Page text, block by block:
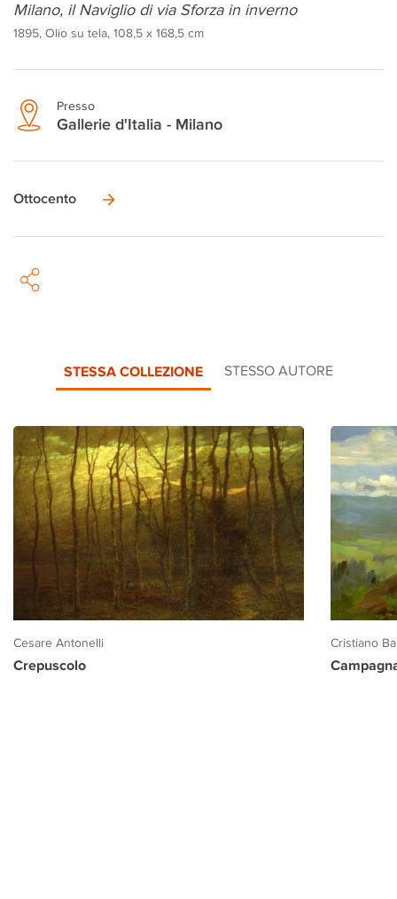
Milano, il Naviglio di via Sforza in inverno
1895, Olio su tela, 108,5 x 168,5 cm
Presso
Gallerie d'Italia - Milano
Ottocento
STESSA COLLEZIONE STESSO AUTORE
Cesare Antonelli
Crepuscolo
Cristiano